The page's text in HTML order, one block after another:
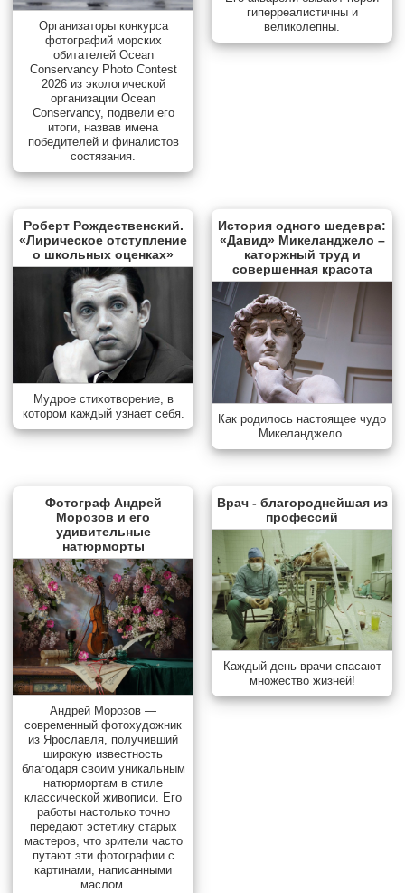
Организаторы конкурса
фотографий морских
обитателей Ocean
Conservancy Photo Contest
2026 из экологической
организации Ocean
Conservancy, подвели его
итоги, назвав имена
победителей и финалистов
состязания.
гиперреалистичны и
великолепны.
Роберт Рождественский.
«Лирическое отступление
о школьных оценках»
Мудрое стихотворение, в
котором каждый узнает себя.
История одного шедевра:
«Давид» Микеланджело –
каторжный труд и
совершенная красота
Как родилось настоящее чудо
Микеланджело.
Фотограф Андрей
Морозов и его
удивительные
натюрморты
Андрей Морозов —
современный фотохудожник
из Ярославля, получивший
широкую известность
благодаря своим уникальным
натюрмортам в стиле
классической живописи. Его
работы настолько точно
передают эстетику старых
мастеров, что зрители часто
путают эти фотографии с
картинами, написанными
маслом.
Врач - благороднейшая из
профессий
Каждый день врачи спасают
множество жизней!